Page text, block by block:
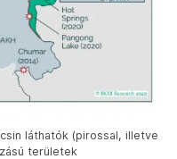
láthatók (pirossal, illetve
területek